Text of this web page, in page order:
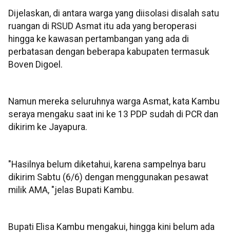
Dijelaskan, di antara warga yang diisolasi disalah satu
ruangan di RSUD Asmat itu ada yang beroperasi
hingga ke kawasan pertambangan yang ada di
perbatasan dengan beberapa kabupaten termasuk
Boven Digoel.
Namun mereka seluruhnya warga Asmat, kata Kambu
seraya mengaku saat ini ke 13 PDP sudah di PCR dan
dikirim ke Jayapura.
"Hasilnya belum diketahui, karena sampelnya baru
dikirim Sabtu (6/6) dengan menggunakan pesawat
milik AMA, "jelas Bupati Kambu.
Bupati Elisa Kambu mengakui, hingga kini belum ada